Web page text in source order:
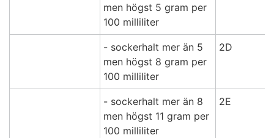
men högst 5 gram per
100 milliliter
- sockerhalt mer än 5
men högst 8 gram per
100 milliliter
2D
- sockerhalt mer än 8
men högst 11 gram per
100 milliliter
2E